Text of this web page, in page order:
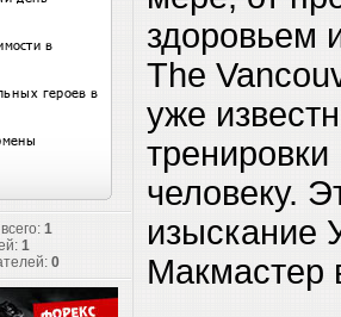
1
1
0
здоровьем
The
уже
человеку.
изыскание
Макмастер